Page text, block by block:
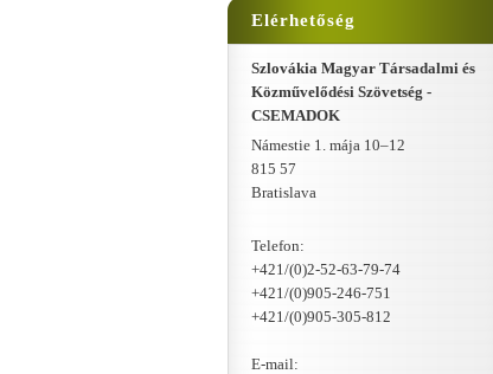
Elérhetőség
Szlovákia Magyar Társadalmi és
Közművelődési Szövetség -
CSEMADOK
Námestie 1. mája 10–12
815 57
Bratislava
Telefon:
+421/(0)2-52-63-79-74
+421/(0)905-246-751
+421/(0)905-305-812
E-mail: